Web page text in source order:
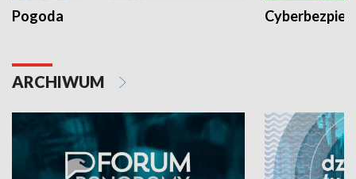
Pogoda
ARCHIWUM